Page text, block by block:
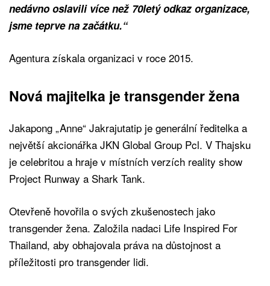
nedávno oslavili více než 70letý odkaz organizace,
jsme teprve na začátku.“
Agentura získala organizaci v roce 2015.
Nová majitelka je transgender žena
Jakapong „Anne“ Jakrajutatip je generální ředitelka a
největší akcionářka JKN Global Group Pcl. V Thajsku
je celebritou a hraje v místních verzích reality show
Project Runway a Shark Tank.
Otevřeně hovořila o svých zkušenostech jako
transgender žena. Založila nadaci Life Inspired For
Thailand, aby obhajovala práva na důstojnost a
příležitosti pro transgender lidi.